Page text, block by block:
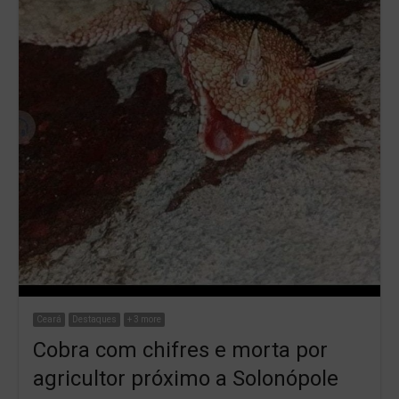
Ceará Destaques + 3 more
Cobra com chifres e morta por
agricultor próximo a Solonópole